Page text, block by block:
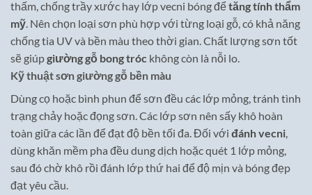
thấm, chống trầy xước hay lớp vecni bóng đểtăng tính thẩm
mỹ. Nên chọn loại sơn phù hợp với từng loại gỗ, có khả năng
chống tia UV và bền màu theo thời gian. Chất lượng sơn tốt
sẽ giúpgiường gỗ bong tróc không còn là nỗi lo.
Kỹ thuật sơn giường gỗ bền màu
Dùng cọ hoặc bình phun để sơn đều các lớp mỏng, tránh tình
trạng chảy hoặc đọng sơn. Các lớp sơn nên sấy khô hoàn
toàn giữa các lần để đạt độ bền tối đa. Đối với đánh vecni,
dùng khăn mềm pha đều dung dịch hoặc quét 1 lớp mỏng,
sau đó chờ khô rồi đánh lớp thứ hai để độ mịn và bóng đẹp
đạt yêu cầu.